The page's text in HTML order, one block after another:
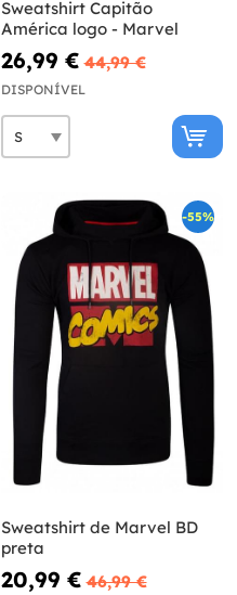
Sweatshirt Capitão
América logo - Marvel
26,99 € 44,99 €
DISPONÍVEL
-55%
Sweatshirt de Marvel BD
preta
20,99 € 46,99 €